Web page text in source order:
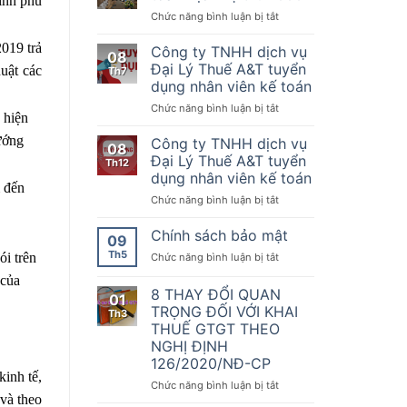
trả
các
trên
tế,
theo
Chính
quy
định
về
từ,
Nghị
định
ngày
20
3
năm
2025
sửa
kế
quy
những
KTDV
chuyên
nghiệp
nhất
sàng
đồng
hành
cùng
doanh
hộ
doanh
đổi
số
Chức năng bình luận bị tắtở
mừng
đối
tác
Kế
toán
vụ
thứ
1000
08
Th7
Công ty TNHH dịch vụ
Đại Lý Thuế A&T tuyển
dụng nhân viên kế toán
Chức năng bình luận bị tắtở
ty
TNHH
dịch
vụ
Đại
Thuế
A&T
tuyển
nhân
viên
kế
08
Th12
Công ty TNHH dịch vụ
Đại Lý Thuế A&T tuyển
dụng nhân viên kế toán
Chức năng bình luận bị tắtở
ty
TNHH
dịch
Đại
Lý
nhân
09
Th5
Chính sách bảo mật
Chức năng bình luận bị tắtở
sách
bảo
mật
01
Th3
8 THAY ĐỔI QUAN
TRỌNG ĐỐI VỚI KHAI
THUẾ GTGT THEO
NGHỊ ĐỊNH
126/2020/NĐ-CP
Chức năng bình luận bị tắtở